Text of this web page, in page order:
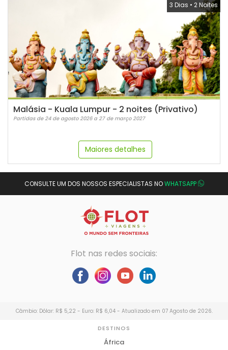
3 Dias • 2 Noites
Malásia - Kuala Lumpur - 2 noites (Privativo)
Partidas de 24 de agosto 2026 a 27 de março 2027
Maiores detalhes
CONSULTE UM DOS NOSSOS ESPECIALISTAS NOWHATSAPP
Flot nas redes sociais:
Câmbio: Dólar: R$ 5,22 - Euro: R$ 6,04 - Atualizado em 07 Agosto de 2026.
DESTINOS
África